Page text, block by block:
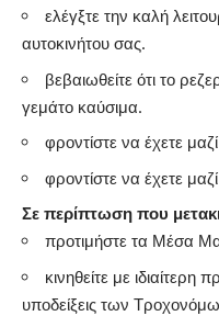
ελέγξτε την καλή
αυτοκινήτου σας.
βεβαιωθείτε ότι το
γεμάτο καύσιμα.
φροντίστε να έχετε
φροντίστε να έχετε
Σε περίπτωση που
προτιμήστε τα Μέσα
κινηθείτε με ιδιαίτερη
υποδείξεις των